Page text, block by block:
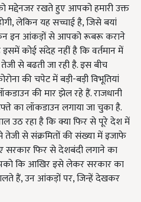
मद्देनजर रखते हुए आपको हमारी उक्त
लेकिन यह सच्चाई है, जिसे बयां
इन आंकड़ों से आपको रूबरू कराने
कोई संदेह नहीं है कि वर्तमान में
से बढती जा रही है. इस बीच
की चपेट में बड़ी-बड़ी विभूतियां
की मार झेल रहे हैं. राजधानी
का लॉकडाउन लगाया जा चुका है.
उठ रहा है कि क्या फिर से पूरे देश में
तेजी से संक्रमितों की संख्या में इजाफे
सरकार फिर से देशबंदी लगाने का
कि आखिर इसे लेकर सरकार का
हैं, उन आंकड़ों पर, जिन्हें देखकर